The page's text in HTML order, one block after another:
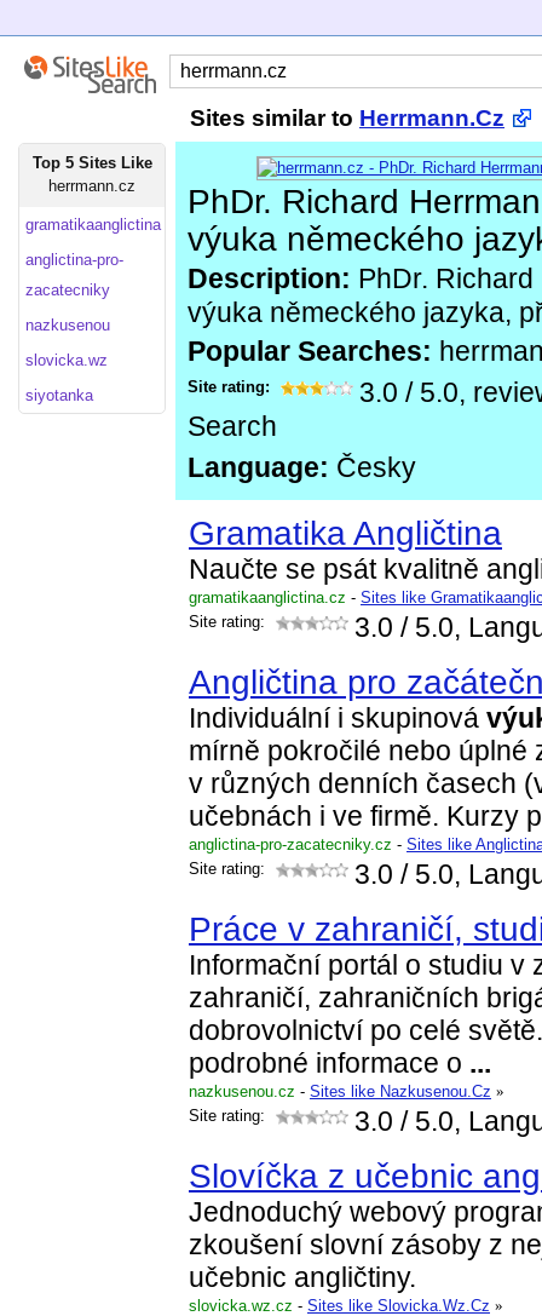
Sites similar to Herrmann.Cz
Top 5 Sites Like
herrmann.cz
gramatikaanglictina
anglictina-pro-
zacatecniky
nazkusenou
slovicka.wz
siyotanka
PhDr. Richard
výuka německého
Description: PhDr.
výuka německého jazyka,
Popular Searches:
Site rating: 3.0 / 5.0,
Search
Language: Česky
Gramatika Angličtina
Naučte se psát kvalitně
gramatikaanglictina.cz - Sites like
Site rating:
3.0 / 5.0,
Angličtina pro
Individuální i skupinová
mírně pokročilé nebo úplné
v různých denních časech
učebnách i ve firmě. Kurzy
anglictina-pro-zacatecniky.cz - Sites like
Site rating:
3.0 / 5.0,
Práce v zahraničí,
Informační portál o studiu v
zahraničí, zahraničních
dobrovolnictví po celé
podrobné informace o ...
nazkusenou.cz - Sites like Nazkusenou.Cz »
Site rating:
3.0 / 5.0,
Slovíčka z učebnic
Jednoduchý webový
zkoušení slovní zásoby z
učebnic angličtiny.
slovicka.wz.cz - Sites like Slovicka.Wz.Cz »